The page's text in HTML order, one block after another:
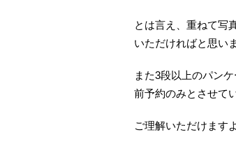
とは言え、重ねて写
いただければと思い
また3段以上のパン
前予約のみとさせて
ご理解いただけます